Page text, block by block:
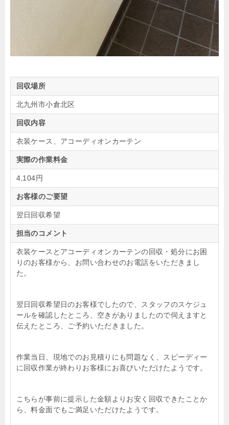
回収場所
北九州市小倉北区
回収内容
衣装ケース、アコーディオンカーテン
実際の作業料金
4,104円
お客様のご要望
翌日回収希望
担当のコメント
衣装ケースとアコーディオンカーテンの回収・処分にお困
りのお客様から、お問い合わせのお電話をいただきまし
た。
翌日回収希望日のお客様でしたので、スタッフのスケジュ
ールを確認したところ、空きがありましたので伺えますと
伝えたところ、ご予約いただきました。
作業当日、現地でのお見積りにも問題なく、スピーディー
に回収作業が終わりお客様にお喜びいただけたようです。
こちらが事前に提示した金額よりお安く回収できたことか
ら、料金面でもご満足いただけたようです。